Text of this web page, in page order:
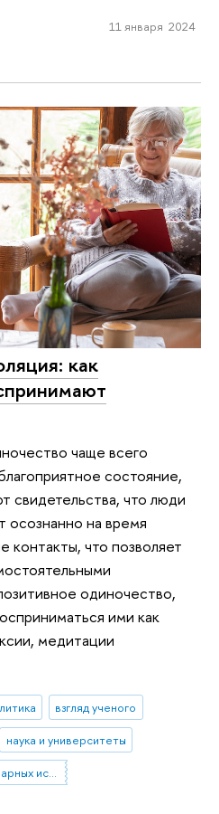
11 января 2024
как
чаще всего
состояние,
свидетельства, что люди
осознанно на время
контакты, что позволяет
одиночество,
ими как
медитации
взгляд ученого
наука и университеты
НЦМУ "Центр междисциплинарных исследований человеческого потенциала"